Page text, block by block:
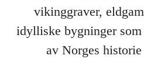
vikinggraver,
idylliske bygninger
av Norges